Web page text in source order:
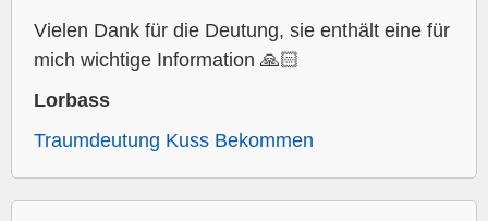
Vielen Dank für die Deutung, sie enthält eine für
mich wichtige Information 🙏🏻
Lorbass
Traumdeutung Kuss Bekommen